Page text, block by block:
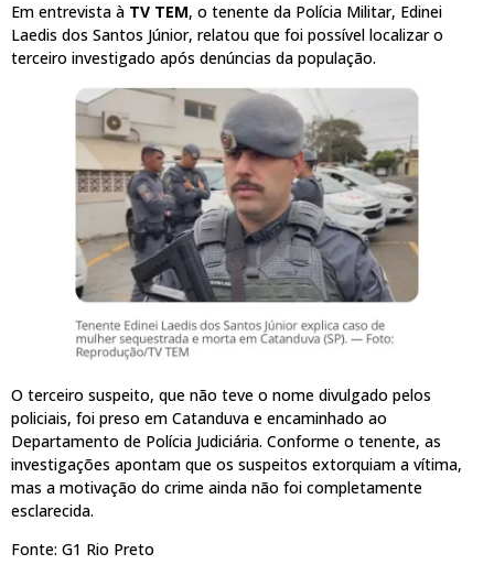
Em entrevista à TV TEM, o tenente da Polícia Militar, Edinei
Laedis dos Santos Júnior, relatou que foi possível localizar o
terceiro investigado após denúncias da população.
O terceiro suspeito, que não teve o nome divulgado pelos
policiais, foi preso em Catanduva e encaminhado ao
Departamento de Polícia Judiciária. Conforme o tenente, as
investigações apontam que os suspeitos extorquiam a vítima,
mas a motivação do crime ainda não foi completamente
esclarecida.
Fonte: G1 Rio Preto